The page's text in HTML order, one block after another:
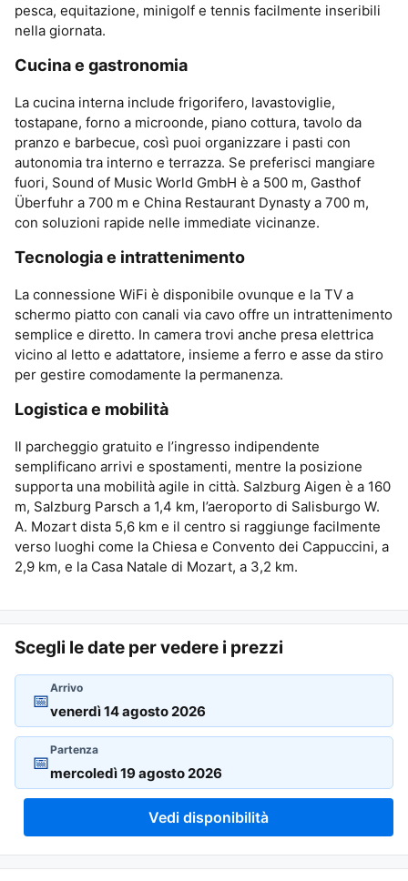
pesca, equitazione, minigolf e tennis facilmente inseribili
nella giornata.
Cucina e gastronomia
La cucina interna include frigorifero, lavastoviglie,
tostapane, forno a microonde, piano cottura, tavolo da
pranzo e barbecue, così puoi organizzare i pasti con
autonomia tra interno e terrazza. Se preferisci mangiare
fuori, Sound of Music World GmbH è a 500 m, Gasthof
Überfuhr a 700 m e China Restaurant Dynasty a 700 m,
con soluzioni rapide nelle immediate vicinanze.
Tecnologia e intrattenimento
La connessione WiFi è disponibile ovunque e la TV a
schermo piatto con canali via cavo offre un intrattenimento
semplice e diretto. In camera trovi anche presa elettrica
vicino al letto e adattatore, insieme a ferro e asse da stiro
per gestire comodamente la permanenza.
Logistica e mobilità
Il parcheggio gratuito e l’ingresso indipendente
semplificano arrivi e spostamenti, mentre la posizione
supporta una mobilità agile in città. Salzburg Aigen è a 160
m, Salzburg Parsch a 1,4 km, l’aeroporto di Salisburgo W.
A. Mozart dista 5,6 km e il centro si raggiunge facilmente
verso luoghi come la Chiesa e Convento dei Cappuccini, a
2,9 km, e la Casa Natale di Mozart, a 3,2 km.
Scegli le date per vedere i prezzi
📅
Arrivo
📅
Partenza
Vedi disponibilità